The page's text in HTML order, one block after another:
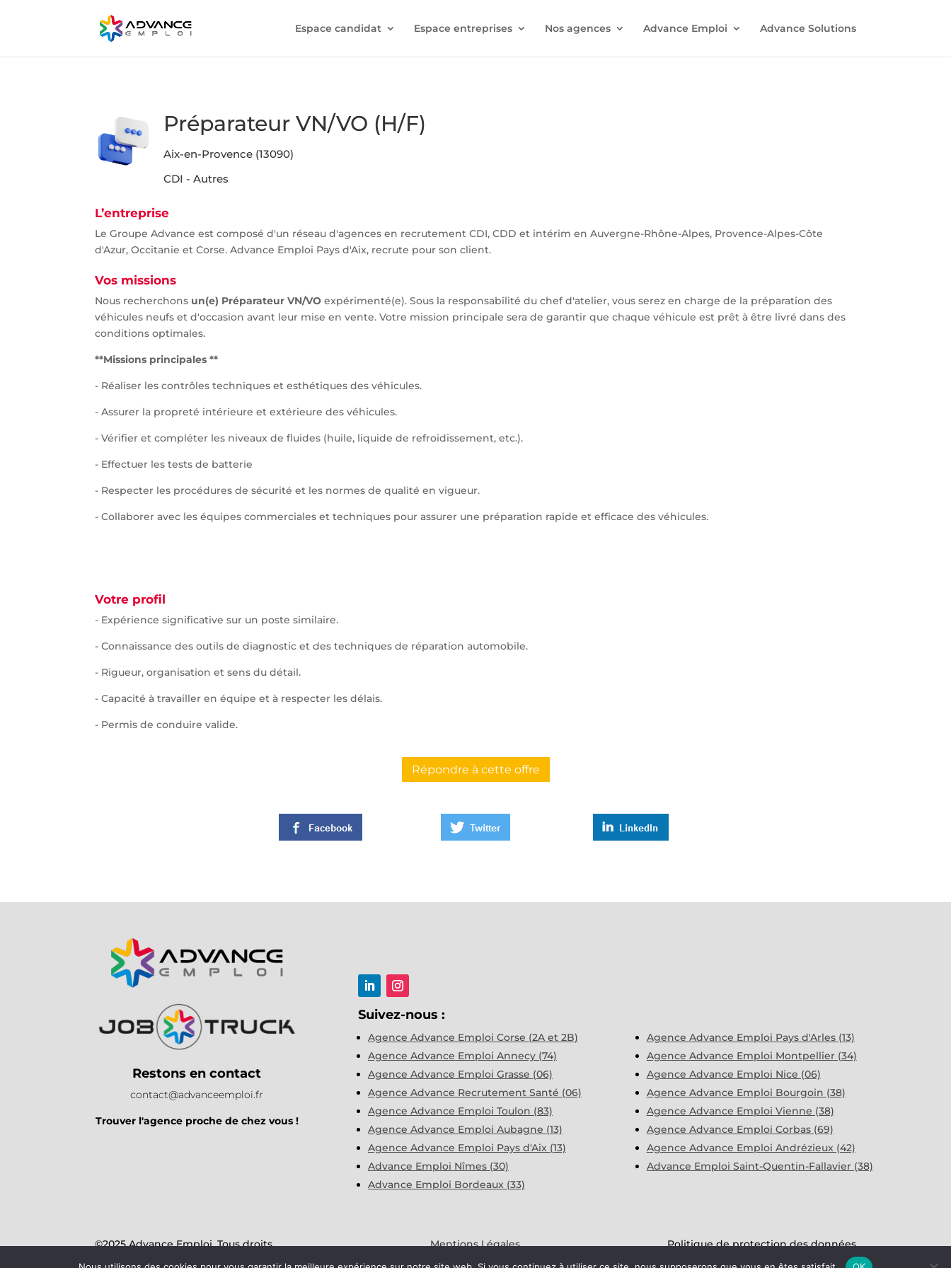
Espace candidat Espace entreprises Nos agences Advance Emploi Advance Solutions
Préparateur VN/VO (H/F)
Aix-en-Provence (13090)
CDI - Autres
L’entreprise
Le Groupe Advance est composé d'un réseau d'agences en recrutement CDI, CDD et intérim en Auvergne-Rhône-Alpes, Provence-Alpes-Côte
d'Azur, Occitanie et Corse. Advance Emploi Pays d'Aix, recrute pour son client.
Vos missions
Nous recherchons un(e) Préparateur VN/VO expérimenté(e). Sous la responsabilité du chef d'atelier, vous serez en charge de la préparation des
véhicules neufs et d'occasion avant leur mise en vente. Votre mission principale sera de garantir que chaque véhicule est prêt à être livré dans des
conditions optimales.
**Missions principales **
- Réaliser les contrôles techniques et esthétiques des véhicules.
- Assurer la propreté intérieure et extérieure des véhicules.
- Vérifier et compléter les niveaux de fluides (huile, liquide de refroidissement, etc.).
- Effectuer les tests de batterie
- Respecter les procédures de sécurité et les normes de qualité en vigueur.
- Collaborer avec les équipes commerciales et techniques pour assurer une préparation rapide et efficace des véhicules.
Votre profil
- Expérience significative sur un poste similaire.
- Connaissance des outils de diagnostic et des techniques de réparation automobile.
- Rigueur, organisation et sens du détail.
- Capacité à travailler en équipe et à respecter les délais.
- Permis de conduire valide.
Répondre à cette offre
Restons en contact
contact@advanceemploi.fr
Trouver l'agence proche de chez vous !
Suivez-nous :
Agence Advance Emploi Corse (2A et 2B)
Agence Advance Emploi Annecy (74)
Agence Advance Emploi Grasse (06)
Agence Advance Recrutement Santé (06)
Agence Advance Emploi Toulon (83)
Agence Advance Emploi Aubagne (13)
Agence Advance Emploi Pays d'Aix (13)
Advance Emploi Nîmes (30)
Advance Emploi Bordeaux (33)
Agence Advance Emploi Pays d'Arles (13)
Agence Advance Emploi Montpellier (34)
Agence Advance Emploi Nice (06)
Agence Advance Emploi Bourgoin (38)
Agence Advance Emploi Vienne (38)
Agence Advance Emploi Corbas (69)
Agence Advance Emploi Andrézieux (42)
Advance Emploi Saint-Quentin-Fallavier (38)
©2025 Advance Emploi. Tous droits
réservés.
Mentions Légales Politique de protection des données